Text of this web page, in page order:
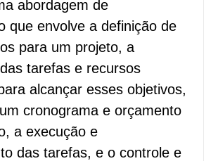
abordagem de
que envolve a definição de
para um projeto, a
tarefas e recursos
alcançar esses objetivos,
cronograma e orçamento
a execução e
das tarefas, e o controle e